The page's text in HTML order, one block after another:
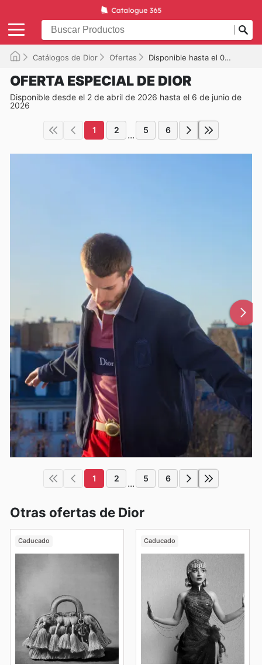
Catálogos de Dior Ofertas Disponible hasta el 06/06/2026
OFERTA ESPECIAL DE DIOR
Disponible desde el 2 de abril de 2026 hasta el 6 de junio de
2026
1 2 ... 5 6
1 2 ... 5 6
Otras ofertas de Dior
Caducado Caducado